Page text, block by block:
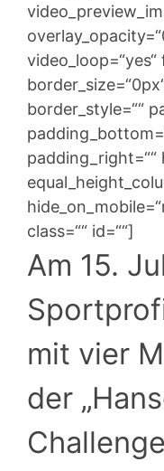
video_loop=“yes“
border_style=““
padding_right=““
class=““ id=““]
Am 15.
mit vier
der